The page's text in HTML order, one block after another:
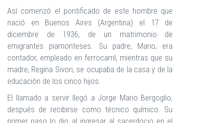
Así comenzó el pontificado de este hombre que
nació en Buenos Aires (Argentina) el 17 de
diciembre de 1936, de un matrimonio de
emigrantes piamonteses. Su padre, Mario, era
contador, empleado en ferrocarril, mientras que su
madre, Regina Sivori, se ocupaba de la casa y de la
educación de los cinco hijos.
El llamado a servir llegó a Jorge Mario Bergoglio,
después de recibirse como técnico químico. Su